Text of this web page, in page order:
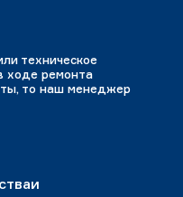
техническое
ходе ремонта
то наш менеджер